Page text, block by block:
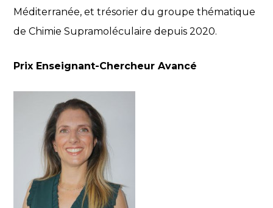
Méditerranée, et trésorier du groupe thématique
de Chimie Supramoléculaire depuis 2020.
Prix Enseignant-Chercheur Avancé